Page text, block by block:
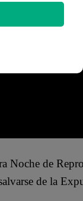
se pela
Noche de
de la